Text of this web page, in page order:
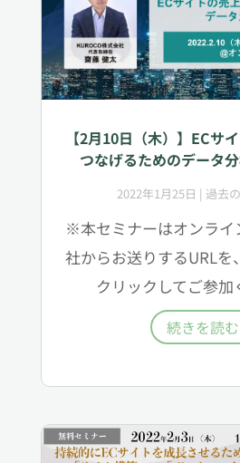
【2月10日（木）】ECサ
つなげるためのデータ
2022年1月25日 | 過去
※本セミナーはオンライ
社からお送りするURLを
クリックしてご参加
続きを読む